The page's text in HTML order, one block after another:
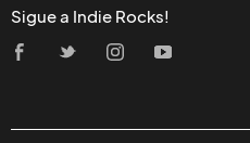
Sigue a Indie Rocks!